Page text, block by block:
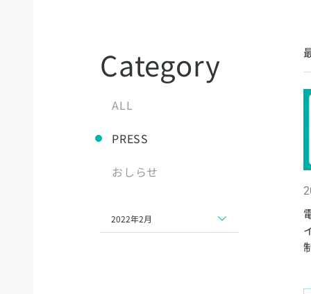
Category
ALL
PRESS
おしらせ
2022年2月